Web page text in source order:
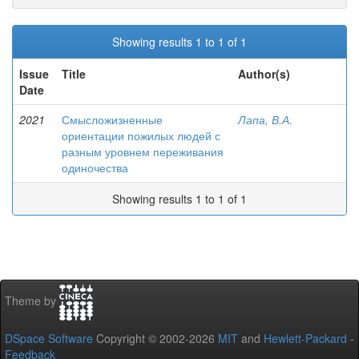
Showing results 1 to 1 of 1
Issue
Date
Title Author(s)
2021
Смысложизненные
ориентации пожилых людей с
разным уровнем переживания
одиночества
Лапа, В.А.
Showing results 1 to 1 of 1
Theme by
DSpace Software Copyright © 2002-2026 MIT and Hewlett-Packard -
Feedback